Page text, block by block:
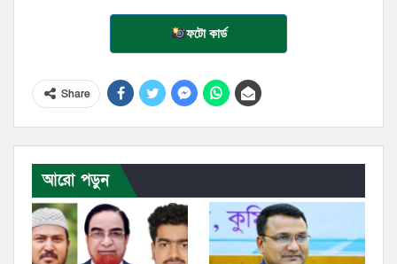
ফটো কার্ড
Share
আরো পড়ুন